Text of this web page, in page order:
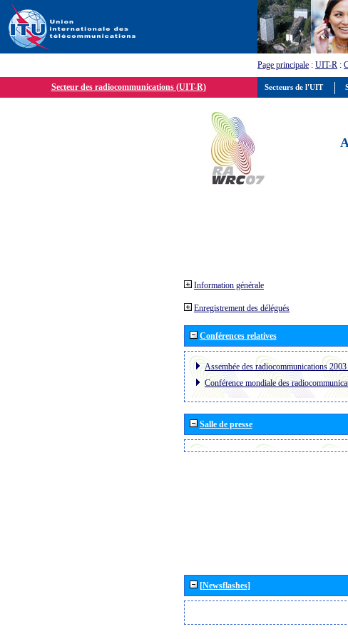
Page principale : UIT-R :
Secteur des radiocommunications (UIT-R)
Information générale
Enregistrement des délégués
Conférences relatives
Assembée des radiocommunications
Conférence mondiale des
Salle de presse
[Newsflashes]
Secteurs de l'UIT